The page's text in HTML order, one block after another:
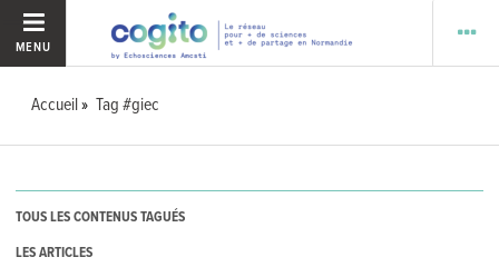
MENU
Accueil Tag #giec
TOUS LES CONTENUS TAGUÉS
LES ARTICLES